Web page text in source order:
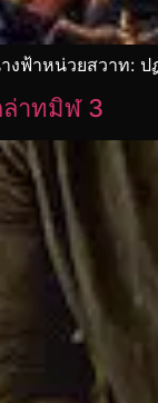
งฟ้าหน่วยสวาท:
าทมิฬ 3